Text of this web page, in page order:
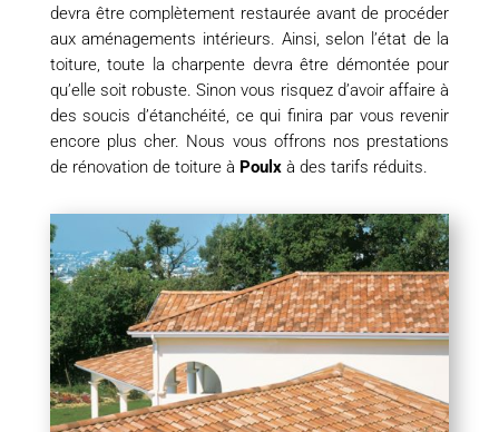
devra être complètement restaurée avant de procéder
aux aménagements intérieurs. Ainsi, selon l’état de la
toiture, toute la charpente devra être démontée pour
qu’elle soit robuste. Sinon vous risquez d’avoir affaire à
des soucis d’étanchéité, ce qui finira par vous revenir
encore plus cher. Nous vous offrons nos prestations
de rénovation de toiture à Poulxà des tarifs réduits.